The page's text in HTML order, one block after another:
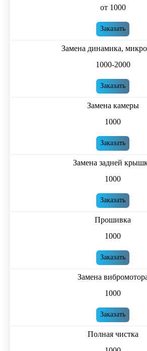
от 1000
Заказать
Замена динамика,
1000-2000
Заказать
Замена камеры
1000
Заказать
Замена задней
1000
Заказать
Прошивка
1000
Заказать
Замена
1000
Заказать
Полная чистка